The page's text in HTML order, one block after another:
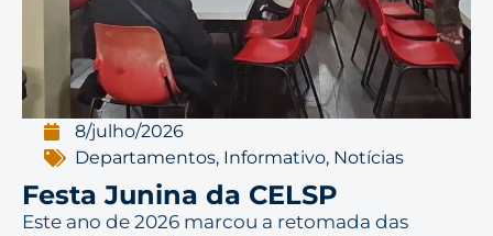
8/julho/2026
Departamentos, Informativo, Notícias
Festa Junina da CELSP
Este ano de 2026 marcou a retomada das